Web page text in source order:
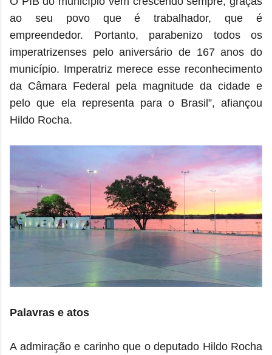
ao seu povo que é trabalhador, que é
empreendedor. Portanto, parabenizo todos os
imperatrizenses pelo aniversário de 167 anos do
município. Imperatriz merece esse reconhecimento
da Câmara Federal pela magnitude da cidade e
pelo que ela representa para o Brasil”, afiançou
Hildo Rocha.
Palavras e atos
A admiração e carinho que o deputado Hildo Rocha